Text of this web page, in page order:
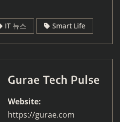
IT 뉴스 Smart Life
Gurae Tech Pulse
Website:
https://gurae.com